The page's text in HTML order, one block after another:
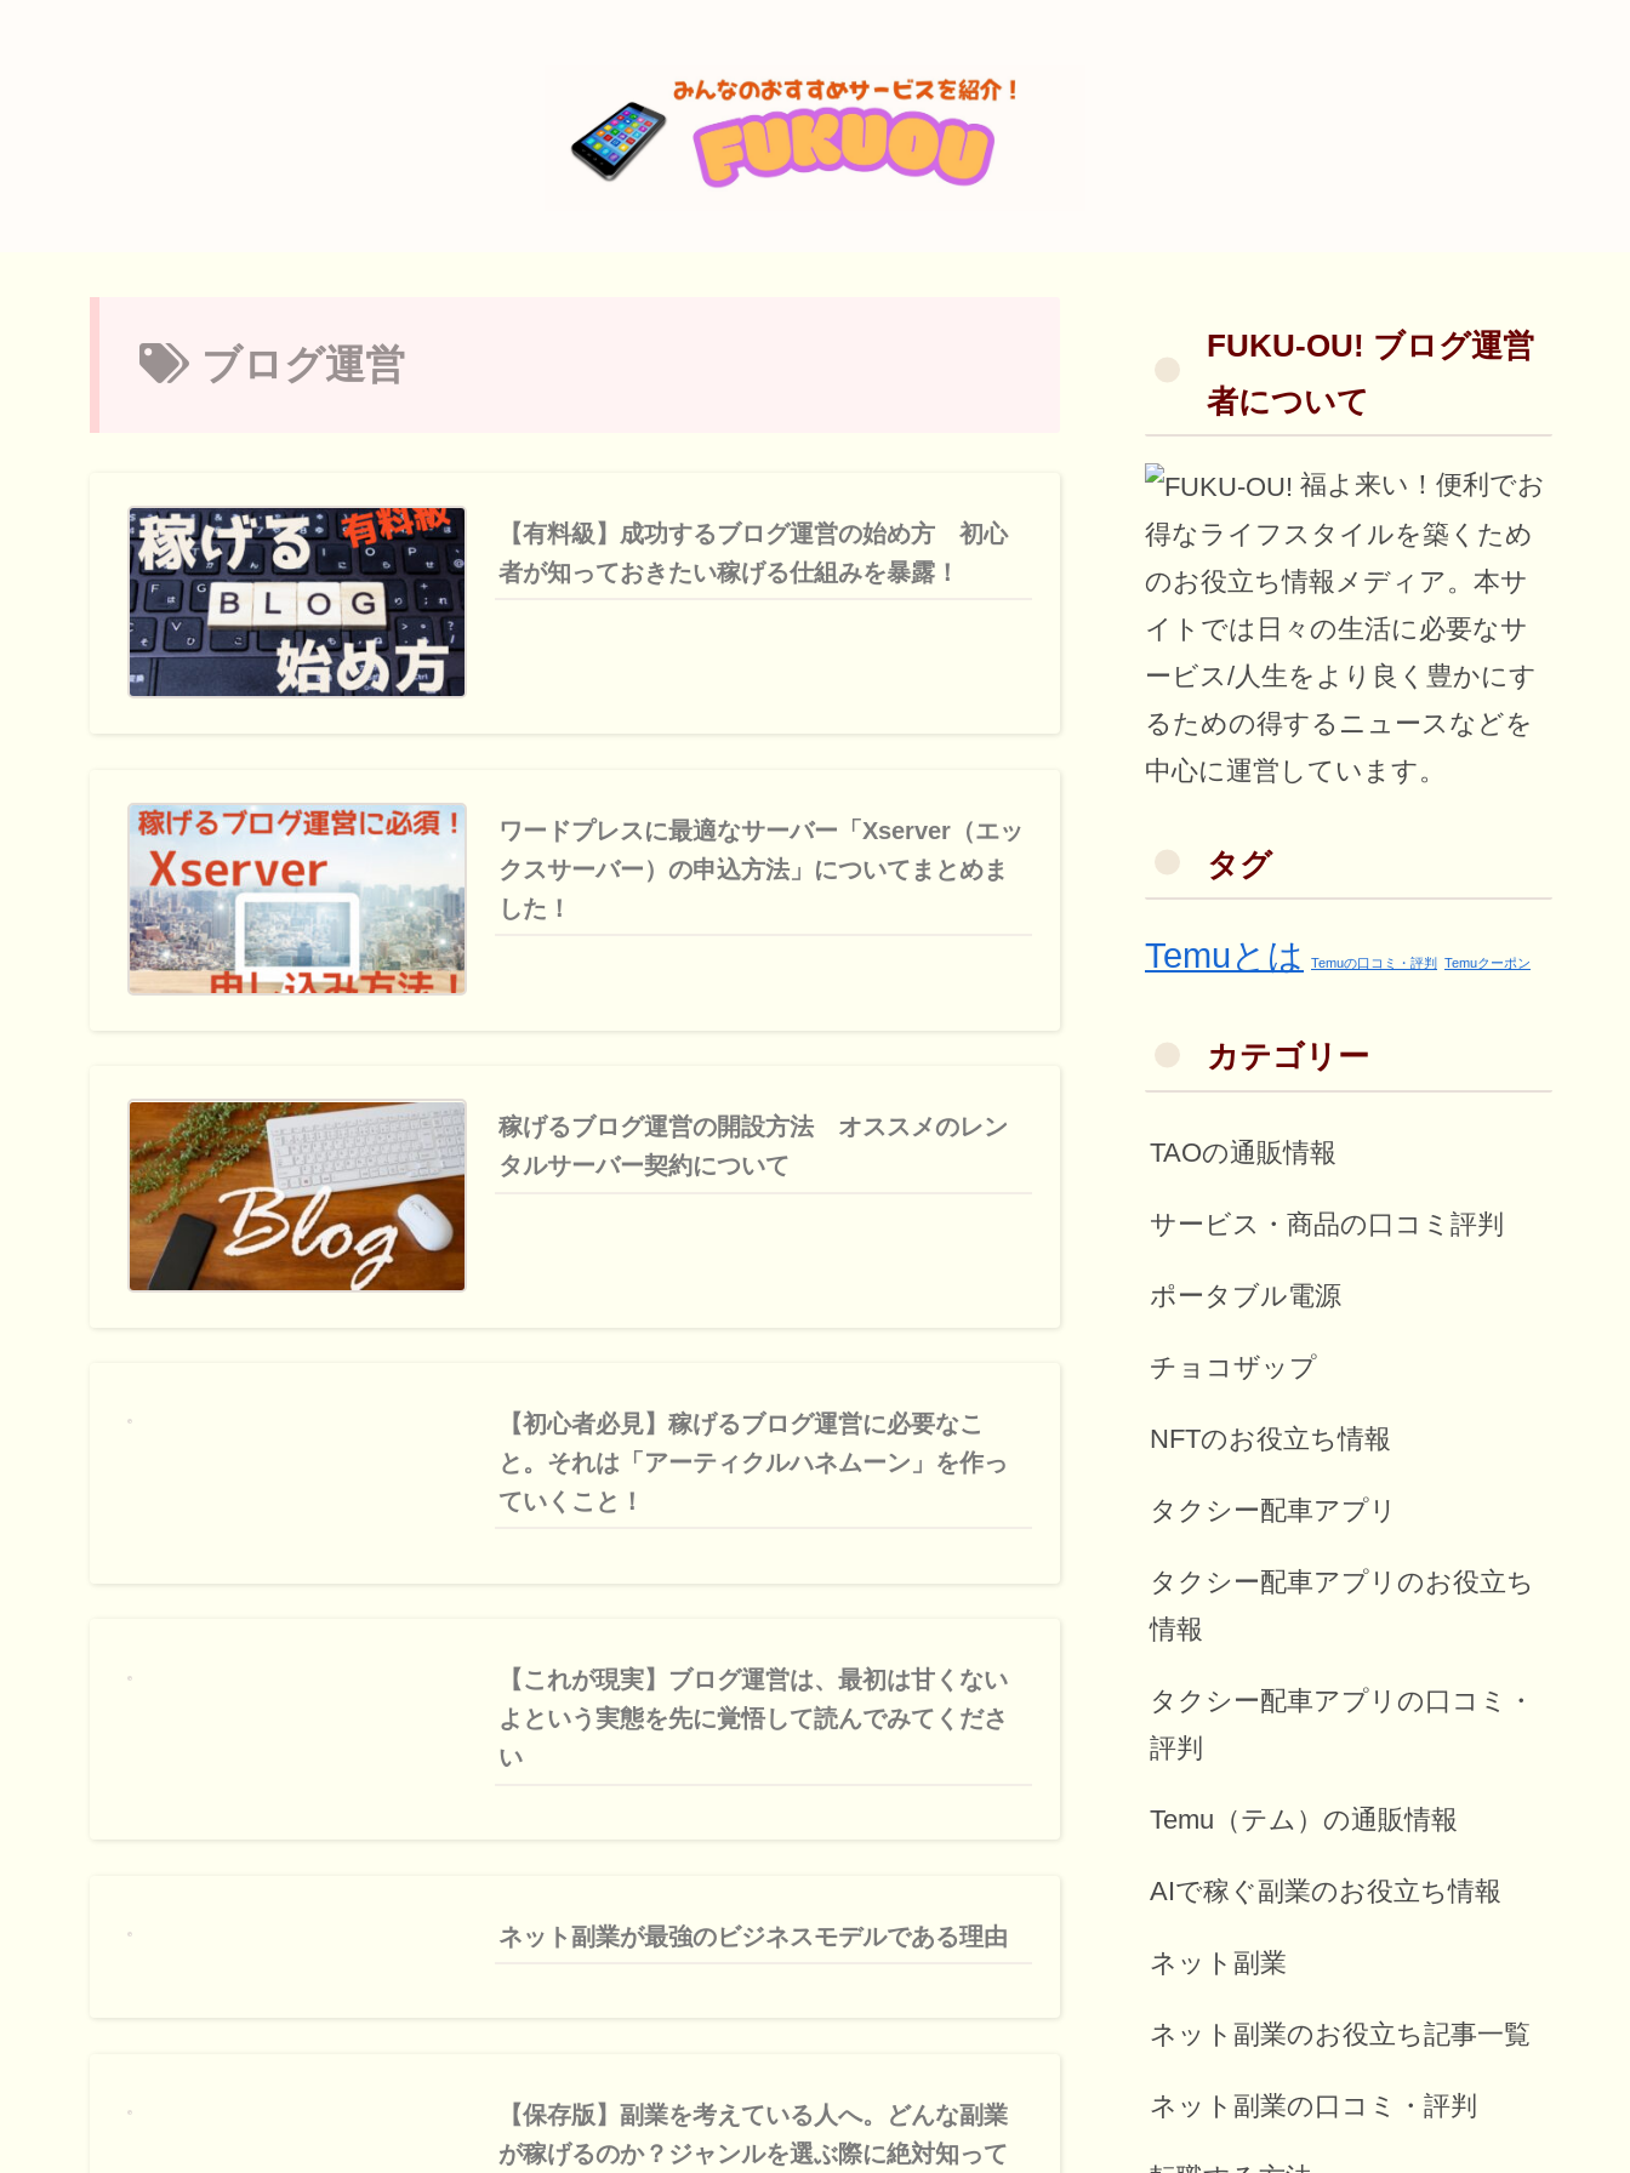
ブログ運営
【有料級】成功するブログ運営の始め方 初心
者が知っておきたい稼げる仕組みを暴露！
ワードプレスに最適なサーバー「Xserver（エッ
クスサーバー）の申込方法」についてまとめま
した！
稼げるブログ運営の開設方法 オススメのレン
タルサーバー契約について
【初心者必見】稼げるブログ運営に必要なこ
と。それは「アーティクルハネムーン」を作っ
ていくこと！
【これが現実】ブログ運営は、最初は甘くない
よという実態を先に覚悟して読んでみてくださ
い
ネット副業が最強のビジネスモデルである理由
【保存版】副業を考えている人へ。どんな副業
が稼げるのか？ジャンルを選ぶ際に絶対知って
FUKU-OU! ブログ運営
者について
福よ来い！便利でお
得なライフスタイルを築くため
のお役立ち情報メディア。本サ
イトでは日々の生活に必要なサ
ービス/人生をより良く豊かにす
るための得するニュースなどを
中心に運営しています。
タグ
Temuとは Temuの口コミ・評判 Temuクーポン
カテゴリー
TAOの通販情報
サービス・商品の口コミ評判
ポータブル電源
チョコザップ
NFTのお役立ち情報
タクシー配車アプリ
タクシー配車アプリのお役立ち
情報
タクシー配車アプリの口コミ・
評判
Temu（テム）の通販情報
AIで稼ぐ副業のお役立ち情報
ネット副業
ネット副業のお役立ち記事一覧
ネット副業の口コミ・評判